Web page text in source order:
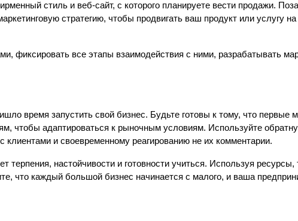
стиль и веб-сайт, с которого планируете вести продажи.
стратегию, чтобы продвигать ваш продукт или услугу
фиксировать все этапы взаимодействия с ними, разрабатывать
время запустить свой бизнес. Будьте готовы к тому, что
чтобы адаптироваться к рыночным условиям. Используйте
клиентами и своевременному реагированию не их комментарии.
настойчивости и готовности учиться. Используя
что каждый большой бизнес начинается с малого, и ваша